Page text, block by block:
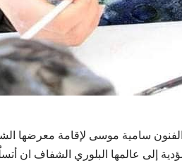
سامية موسى لإقامة معرضها
إلى عالمها البلوري الشفاف ان